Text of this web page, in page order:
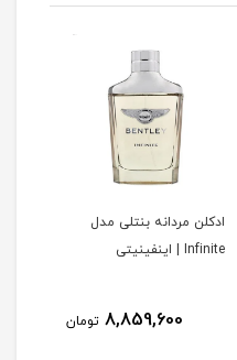
ادکلن مردانه بنتلی مدل
Infinite | اینفینیتی
8,859,600 تومان